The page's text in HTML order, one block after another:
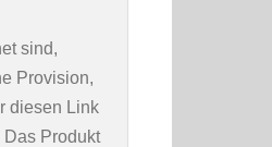
sind,
Provision,
diesen Link
Produkt